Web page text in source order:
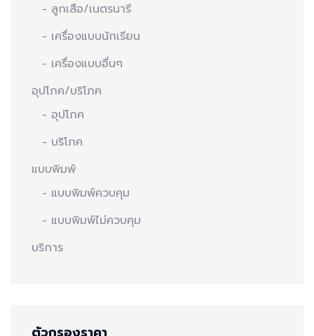
- ลูกเสือ/เนตรนารี
- เครื่องแบบนักเรียน
- เครื่องแบบอื่นๆ
อุปโภค/บริโภค
- อุปโภค
- บริโภค
แบบพิมพ์
- แบบพิมพ์ควบคุม
- แบบพิมพ์ไม่ควบคุม
บริการ